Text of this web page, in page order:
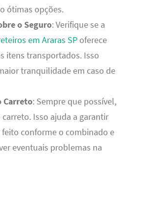
ótimas opções.
o Seguro: Verifique se a
em Araras SPoferece
itens transportados. Isso
tranquilidade em caso de
Carreto: Sempre que possível,
Isso ajuda a garantir
conforme o combinado e
eventuais problemas na